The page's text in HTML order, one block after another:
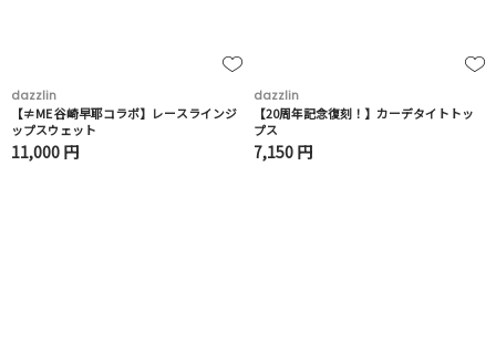
dazzlin
【≠ME 谷崎早耶コラボ】レースラインジ
ップスウェット
11,000 円
dazzlin
【20周年記念復刻！】カーデタイトトッ
プス
7,150 円